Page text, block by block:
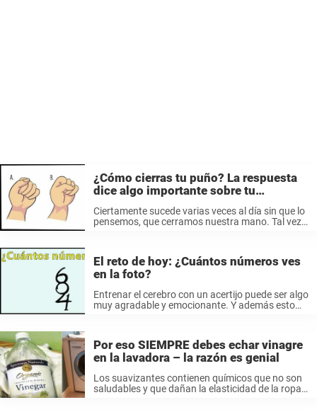
¿Cómo cierras tu puño? La respuesta
dice algo importante sobre tu
personalidad
Ciertamente sucede varias veces al día sin que lo
pensemos, que cerramos nuestra mano. Tal vez
El reto de hoy: ¿Cuántos números ves
en la foto?
Entrenar el cerebro con un acertijo puede ser algo
muy agradable y emocionante. Y además esto
Por eso SIEMPRE debes echar vinagre
en la lavadora – la razón es genial
Los suavizantes contienen químicos que no son
saludables y que dañan la elasticidad de la ropa.